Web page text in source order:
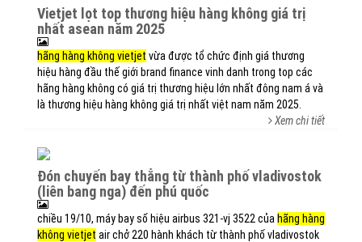
vietjet lọt top thương hiệu hàng không giá trị
nhất asean năm 2025
hãng hàng không vietjet vừa được tổ chức định giá thương
hiệu hàng đầu thế giới brand finance vinh danh trong top các
hãng hàng không có giá trị thương hiệu lớn nhất đông nam á và
là thương hiệu hàng không giá trị nhất việt nam năm 2025.
Xem chi tiết
đón chuyến bay thẳng từ thành phố vladivostok
(liên bang nga) đến phú quốc
chiều 19/10, máy bay số hiệu airbus 321-vj 3522 của hãng hàng
không vietjet air chở 220 hành khách từ thành phố vladivostok